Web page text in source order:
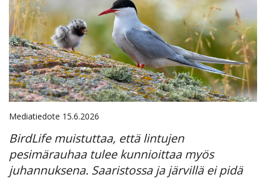
Mediatiedote 15.6.2026
BirdLife muistuttaa, että lintujen
pesimärauhaa tulee kunnioittaa myös
juhannuksena. Saaristossa ja järvillä ei pidä